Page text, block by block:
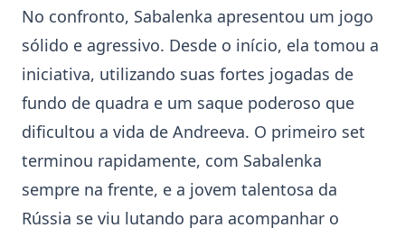
No confronto, Sabalenka apresentou um jogo
sólido e agressivo. Desde o início, ela tomou a
iniciativa, utilizando suas fortes jogadas de
fundo de quadra e um saque poderoso que
dificultou a vida de Andreeva. O primeiro set
terminou rapidamente, com Sabalenka
sempre na frente, e a jovem talentosa da
Rússia se viu lutando para acompanhar o